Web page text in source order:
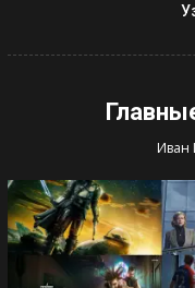
Иван